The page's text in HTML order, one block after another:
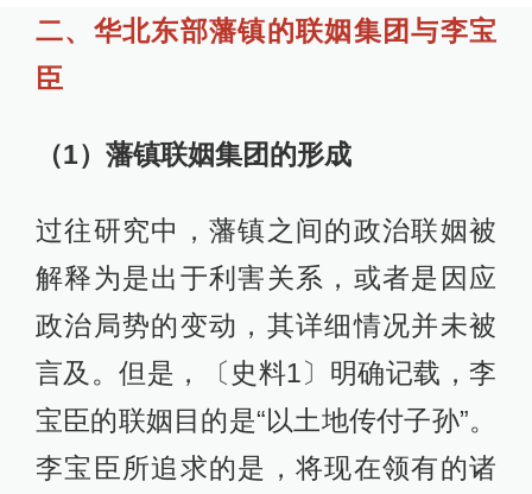
二、华北东部藩镇的联姻集团与李宝
臣
（1）藩镇联姻集团的形成
过往研究中，藩镇之间的政治联姻被
解释为是出于利害关系，或者是因应
政治局势的变动，其详细情况并未被
言及。但是，〔史料1〕明确记载，李
宝臣的联姻目的是“以土地传付子孙”。
李宝臣所追求的是，将现在领有的诸